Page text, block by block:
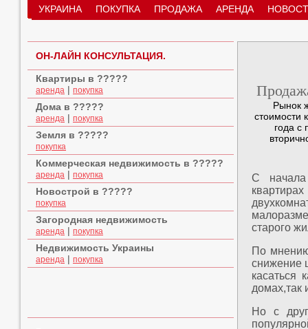
УКРАИНА ПОКУПКА ПРОДАЖА АРЕНДА
ОН-ЛАЙН КОНСУЛЬТАЦИЯ.
Квартиры в ?????
аренда | покупка
Дома в ?????
аренда | покупка
Земля в ?????
покупка
Коммерческая недвижимость в ?????
аренда | покупка
Новострой в ?????
покупка
Загородная недвижимость
аренда | покупка
Недвижимость Украины
аренда | покупка
Рынок
стоимости
года с
С начала
старого
По
снижение
касаться
домах,так
Но с